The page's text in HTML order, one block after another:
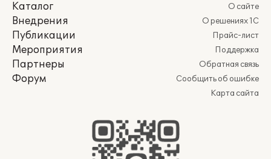
Каталог
Внедрения
Публикации
Мероприятия
Партнеры
Форум
О сайте
О решениях 1С
Прайс-лист
Поддержка
Обратная связь
Сообщить об ошибке
Карта сайта